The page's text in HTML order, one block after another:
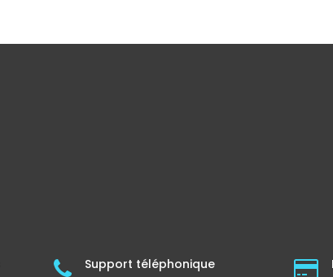
Support téléphonique